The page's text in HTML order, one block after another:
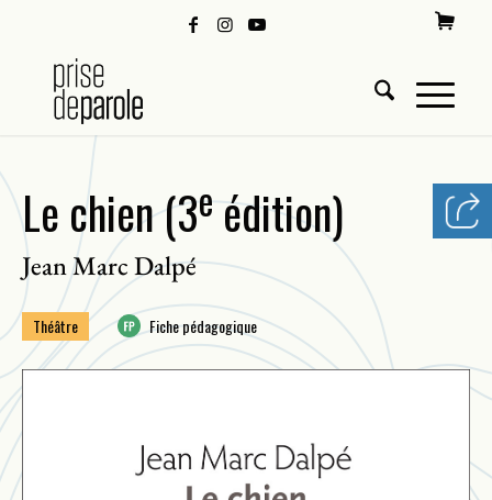
Le chien (3eédition)
Jean Marc Dalpé
Théâtre Fiche pédagogique